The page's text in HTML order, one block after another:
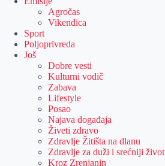
Agročas
Vikendica
Sport
Poljoprivreda
Još
Dobre vesti
Kulturni vodič
Zabava
Lifestyle
Posao
Najava događaja
Živeti zdravo
Zdravlje Žitišta na dlanu
Zdravlje za duži i srećniji život
Kroz Zrenjanin